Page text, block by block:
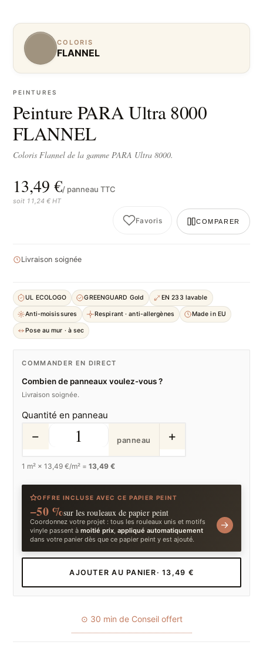
COLORIS
FLANNEL
PEINTURES
Peinture PARA Ultra 8000
FLANNEL
Coloris Flannel de la gamme PARA Ultra 8000.
13,49 €/ panneau TTC
soit 11,24 € HT
Favoris COMPARER
Livraison soignée
UL ECOLOGO GREENGUARD Gold EN 233 lavable
Anti-moisissures Respirant · anti-allergènes Made in EU
Pose au mur · à sec
COMMANDER EN DIRECT
Combien de panneaux voulez-vous ?
Livraison soignée.
Quantité en panneau
− panneau +
1 m² ×13,49 €/m² =13,49 €
OFFRE INCLUSE AVEC CE PAPIER PEINT
−50 %sur les rouleaux de papier peint
Coordonnez votre projet : tous les rouleaux unis et motifs
vinyle passent àmoitié prix,appliqué automatiquement
dans votre panier dès que ce papier peint y est ajouté.
→
AJOUTER AU PANIER · 13,49 €
⊙ 30 min de Conseil offert